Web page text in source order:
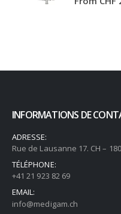
INFORMATIONS DE
ADRESSE:
Rue de Lausanne 17. CH –
TÉLÉPHONE:
+41 21 923 82 69
EMAIL:
info@medigam.ch